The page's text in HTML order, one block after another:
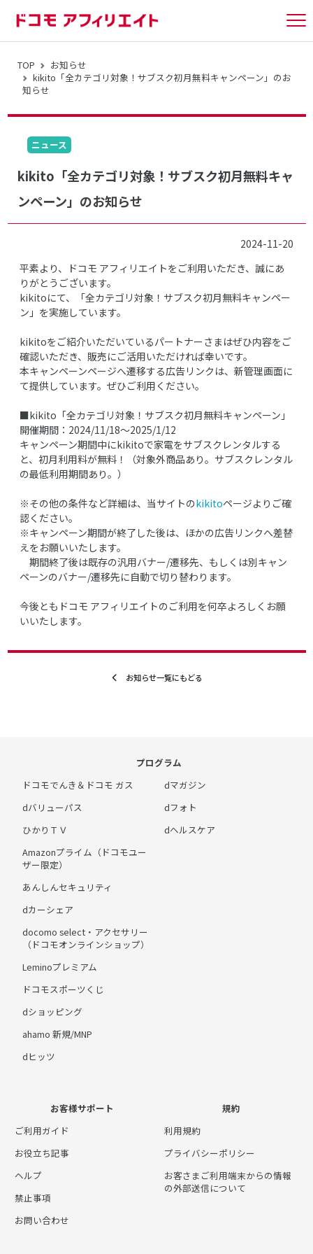
TOP
お知らせ
kikito「全カテゴリ対象！サブスク初月無料キャンペーン」のお
知らせ
ニュース
kikito「全カテゴリ対象！サブスク初月無料キャ
ンペーン」のお知らせ
2024-11-20
平素より、ドコモ アフィリエイトをご利用いただき、誠にあ
りがとうございます。
kikitoにて、「全カテゴリ対象！サブスク初月無料キャンペー
ン」を実施しています。
kikitoをご紹介いただいているパートナーさまはぜひ内容をご
確認いただき、販売にご活用いただければ幸いです。
本キャンペーンページへ遷移する広告リンクは、新管理画面に
て提供しています。ぜひご利用ください。
■kikito「全カテゴリ対象！サブスク初月無料キャンペーン」
開催期間：2024/11/18～2025/1/12
キャンペーン期間中にkikitoで家電をサブスクレンタルする
と、初月利用料が無料！（対象外商品あり。サブスクレンタル
の最低利用期間あり。）
※その他の条件など詳細は、当サイトのkikitoページよりご確
認ください。
※キャンペーン期間が終了した後は、ほかの広告リンクへ差替
えをお願いいたします。
期間終了後は既存の汎用バナー/遷移先、もしくは別キャン
ペーンのバナー/遷移先に自動で切り替わります。
今後ともドコモ アフィリエイトのご利用を何卒よろしくお願
いいたします。
お知らせ一覧にもどる
プログラム
ドコモでんき＆ドコモ ガス
dバリューパス
ひかりＴＶ
Amazonプライム（ドコモユー
ザー限定）
あんしんセキュリティ
dカーシェア
docomo select・アクセサリー
（ドコモオンラインショップ）
Leminoプレミアム
ドコモスポーツくじ
dショッピング
ahamo 新規/MNP
dヒッツ
dマガジン
dフォト
dヘルスケア
お客様サポート
ご利用ガイド
お役立ち記事
ヘルプ
禁止事項
お問い合わせ
規約
利用規約
プライバシーポリシー
お客さまご利用端末からの情報
の外部送信について